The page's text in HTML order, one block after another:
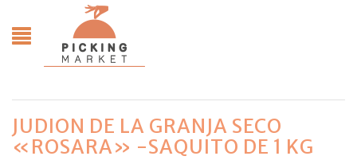
JUDION DE LA GRANJA SECO
«ROSARA» -SAQUITO DE 1 KG